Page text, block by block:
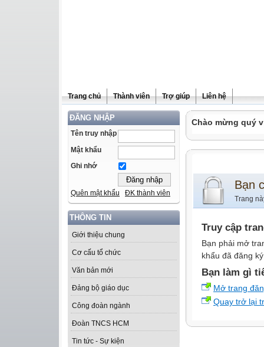
Trang chủ Thành viên Trợ giúp Liên hệ
ĐĂNG NHẬP
Tên truy nhập
Mật khẩu
Ghi nhớ
Quên mật khẩu ĐK thành viên
THÔNG TIN
Giới thiệu chung
Cơ cấu tổ chức
Văn bản mới
Đảng bộ giáo dục
Công đoàn ngành
Đoàn TNCS HCM
Tin tức - Sự kiện
Chào mừng quý
Bạn
Trang
Truy cập
Bạn phải mở
khẩu đã đăng
Bạn làm gì
Mở trang
Quay trở lại